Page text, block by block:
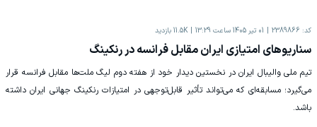
کد: 2389866 01 تیر 1405 ساعت 13:29 11.5K بازدید
سناریوهای امتیازی ایران مقابل فرانسه در رنکینگ
تیم ملی والیبال ایران در نخستین دیدار خود از هفته دوم لیگ ملت‌ها مقابل فرانسه قرار
می‌گیرد؛ مسابقه‌ای که می‌تواند تأثیر قابل‌توجهی در امتیازات رنکینگ جهانی ایران داشته
باشد.